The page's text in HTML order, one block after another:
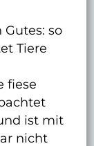
so
Tiere
fiese
ist mit
nicht